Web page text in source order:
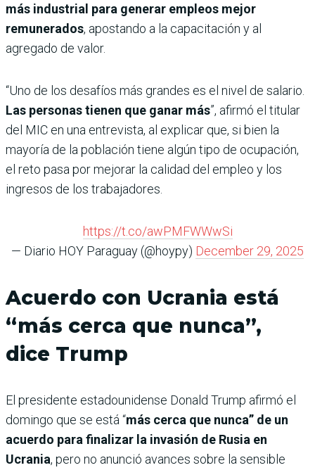
más industrial para generar empleos mejor
remunerados, apostando a la capacitación y al
agregado de valor.
“Uno de los desafíos más grandes es el nivel de salario.
Las personas tienen que ganar más”, afirmó el titular
del MIC en una entrevista, al explicar que, si bien la
mayoría de la población tiene algún tipo de ocupación,
el reto pasa por mejorar la calidad del empleo y los
ingresos de los trabajadores.
https://t.co/awPMFWWwSi
— Diario HOY Paraguay (@hoypy) December 29, 2025
Acuerdo con Ucrania está
“más cerca que nunca”,
dice Trump
El presidente estadounidense Donald Trump afirmó el
domingo que se está “más cerca que nunca” de un
acuerdo para finalizar la invasión de Rusia en
Ucrania, pero no anunció avances sobre la sensible